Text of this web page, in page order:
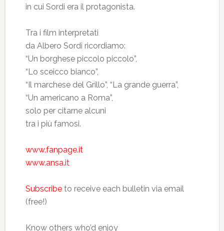
in cui Sordi era il protagonista.
Tra i film interpretati
da Albero Sordi ricordiamo:
“Un borghese piccolo piccolo”,
“Lo sceicco bianco”,
“Il marchese del Grillo”, “La grande guerra”,
“Un americano a Roma”,
solo per citarne alcuni
tra i più famosi.
www.fanpage.it
www.ansa.it
Subscribeto receive each bulletin via email
(free!)
Know others who’d enjoy